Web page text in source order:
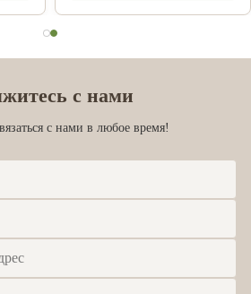
с нами
с нами в любое время!